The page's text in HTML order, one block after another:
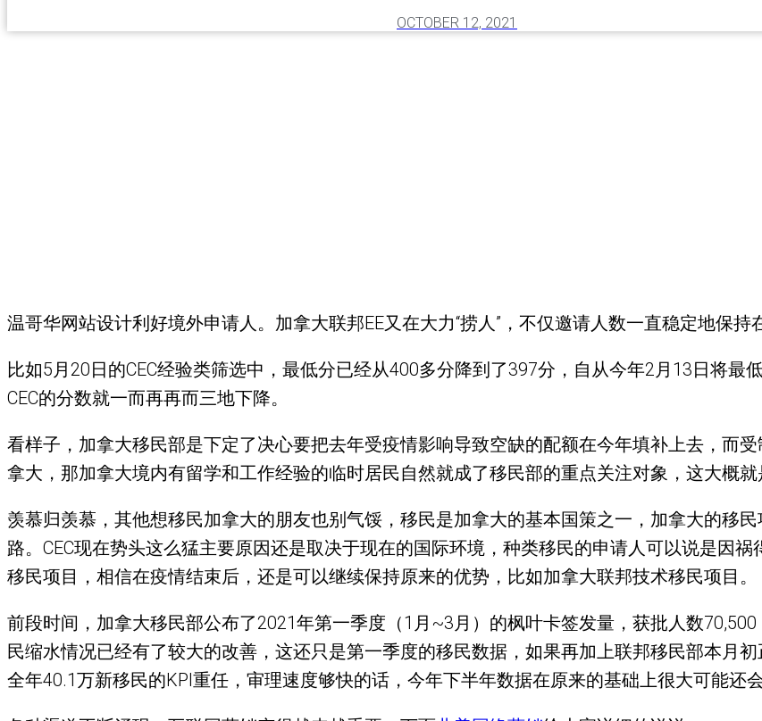
OCTOBER 12, 2021
温哥华网站设计利好境外申请人。加拿大联邦EE又在大力“捞人”，不仅邀请人数一直稳定地保持
比如5月20日的CEC经验类筛选中，最低分已经从400多分降到了397分，自从今年2月13日将最
CEC的分数就一而再再而三地下降。
看样子，加拿大移民部是下定了决心要把去年受疫情影响导致空缺的配额在今年填补上去，而
拿大，那加拿大境内有留学和工作经验的临时居民自然就成了移民部的重点关注对象，这大概就
羡慕归羡慕，其他想移民加拿大的朋友也别气馁，移民是加拿大的基本国策之一，加拿大的移
路。CEC现在势头这么猛主要原因还是取决于现在的国际环境，种类移民的申请人可以说是因
移民项目，相信在疫情结束后，还是可以继续保持原来的优势，比如加拿大联邦技术移民项目。
前段时间，加拿大移民部公布了2021年第一季度（1月~3月）的枫叶卡签发量，获批人数
民缩水情况已经有了较大的改善，这还只是第一季度的移民数据，如果再加上联邦移民部本月
全年40.1万新移民的KPI重任，审理速度够快的话，今年下半年数据在原来的基础上很大可能还